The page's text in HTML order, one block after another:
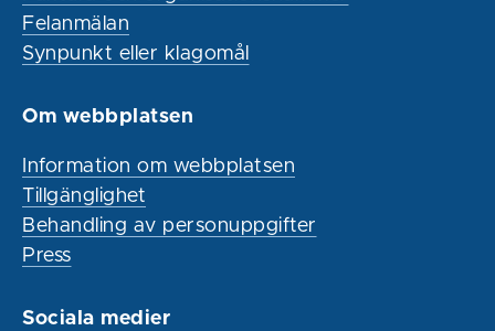
Felanmälan
Synpunkt eller klagomål
Om webbplatsen
Information om webbplatsen
Tillgänglighet
Behandling av personuppgifter
Press
Sociala medier